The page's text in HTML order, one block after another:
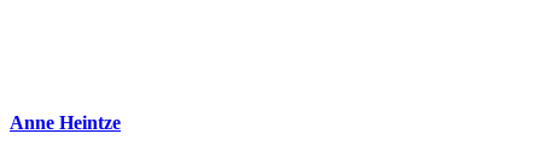
Anne Heintze